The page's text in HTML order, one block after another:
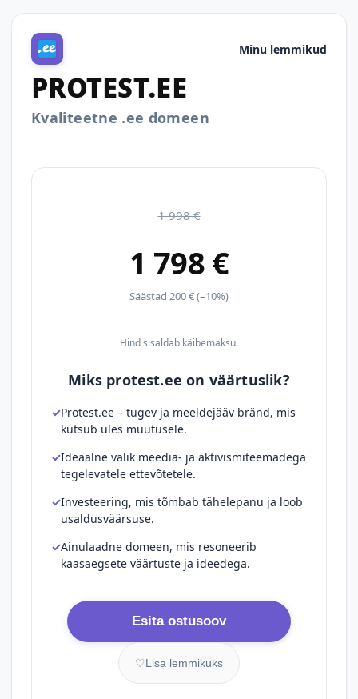
Minu lemmikud
PROTEST.EE
Kvaliteetne .ee domeen
1 998 €
1 798 €
Säästad 200 € (–10%)
Hind sisaldab käibemaksu.
Miks protest.ee on väärtuslik?
Protest.ee – tugev ja meeldejääv bränd, mis
kutsub üles muutusele.
Ideaalne valik meedia- ja aktivismiteemadega
tegelevatele ettevõtetele.
Investeering, mis tõmbab tähelepanu ja loob
usaldusväärsuse.
Ainulaadne domeen, mis resoneerib
kaasaegsete väärtuste ja ideedega.
Esita ostusoov
♡Lisa lemmikuks